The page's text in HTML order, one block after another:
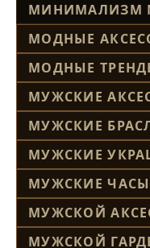
МИНИМАЛИЗМ
МОДНЫЕ
МОДНЫЕ
МУЖСКИЕ
МУЖСКИЕ
МУЖСКИЕ
МУЖСКИЕ ЧАСЫ
МУЖСКОЙ
МУЖСКОЙ